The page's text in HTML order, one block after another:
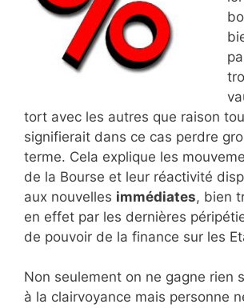
tort avec les autres que raison
signifierait dans ce cas perdre
terme. Cela explique les
de la Bourse et leur réactivité
aux nouvelles immédiates, bien
en effet par les dernières
de pouvoir de la finance sur les
Non seulement on ne gagne rien
à la clairvoyance mais personne